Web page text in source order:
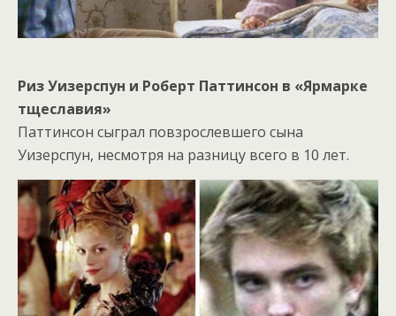
Риз Уизерспун и Роберт Паттинсон в «Ярмарке
тщеславия»
Паттинсон сыграл повзрослевшего сына
Уизерспун, несмотря на разницу всего в 10 лет.